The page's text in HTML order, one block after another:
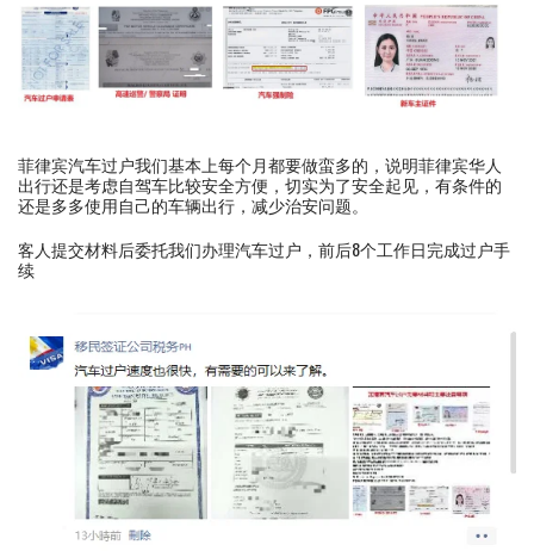
菲律宾汽车过户我们基本上每个月都要做蛮多的，说明菲律宾华人
出行还是考虑自驾车比较安全方便，切实为了安全起见，有条件的
还是多多使用自己的车辆出行，减少治安问题。
客人提交材料后委托我们办理汽车过户，前后8个工作日完成过户手
续